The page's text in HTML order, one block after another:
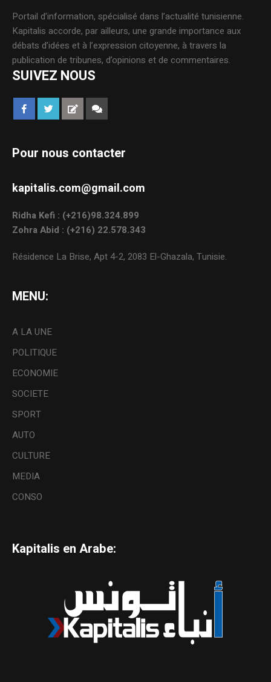
Portail d’information, spécialisé dans l’actualité tunisienne.
Kapitalis accorde, par ailleurs, une grande importance aux
débats d’idées et à l’expression citoyenne, à travers la
publication de tribunes, d’opinions et de commentaires.
SUIVEZ NOUS
Pour nous contacter
kapitalis.com@gmail.com
Ridha Kefi : (+216)98.324.899
Zohra Abid : (+216) 22.578.343
Résidence La Brise, Apt 4-2, 2083 El-Ghazala, Tunisie.
MENU:
A LA UNE
POLITIQUE
ECONOMIE
SOCIETE
SPORT
AUTO
CULTURE
MEDIA
CONSO
Kapitalis en Arabe: